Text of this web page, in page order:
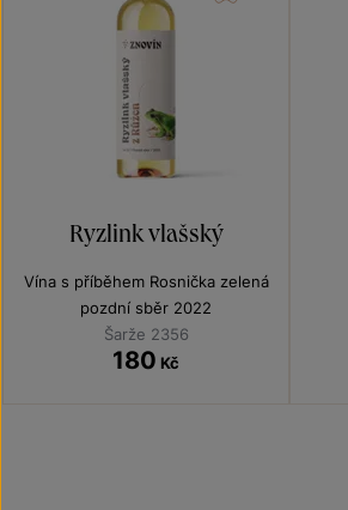
Ryzlink vlašský
Vína s příběhem Rosnička zelená
pozdní sběr 2022
Šarže 2356
180 Kč